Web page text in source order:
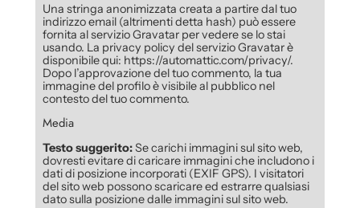
Una stringa anonimizzata creata a partire dal tuo
indirizzo email (altrimenti detta hash) può essere
fornita al servizio Gravatar per vedere se lo stai
usando. La privacy policy del servizio Gravatar è
disponibile qui: https://automattic.com/privacy/.
Dopo l’approvazione del tuo commento, la tua
immagine del profilo è visibile al pubblico nel
contesto del tuo commento.
Media
Testo suggerito:Se carichi immagini sul sito web,
dovresti evitare di caricare immagini che includono i
dati di posizione incorporati (EXIF GPS). I visitatori
del sito web possono scaricare ed estrarre qualsiasi
dato sulla posizione dalle immagini sul sito web.